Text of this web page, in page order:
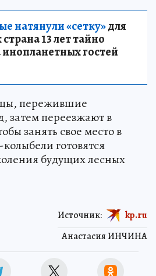
натянули «сетку»для
13 лет тайно
инопланетных гостей
пережившие
затем переезжают в
занять свое место в
готовятся
будущих лесных
Анастасия ИНЧИНА
Источник: kp.ru